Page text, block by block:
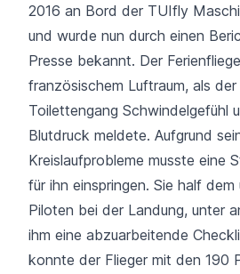
2016 an Bord der TUIfly
und wurde nun durch einen
Presse bekannt. Der
französischem Luftraum, als
Toilettengang Schwindelgefühl
Blutdruck meldete. Aufgrund
Kreislaufprobleme musste eine
für ihn einspringen. Sie half
Piloten bei der Landung, unter
ihm eine abzuarbeitende
konnte der Flieger mit den 190